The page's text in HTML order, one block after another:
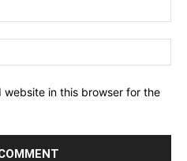
website in this browser for the